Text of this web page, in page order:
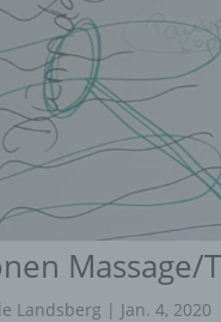
Landsberg | Jan. 4, 2020